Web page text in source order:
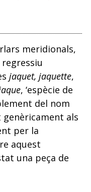
meridionals,
jaquet, jaquette,
, ‘espècie de
del nom
genèricament als
per la
aquest
una peça de